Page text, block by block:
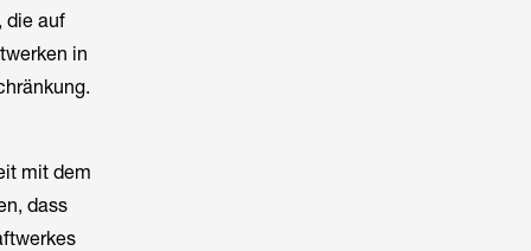
die auf
in
mit dem
dass